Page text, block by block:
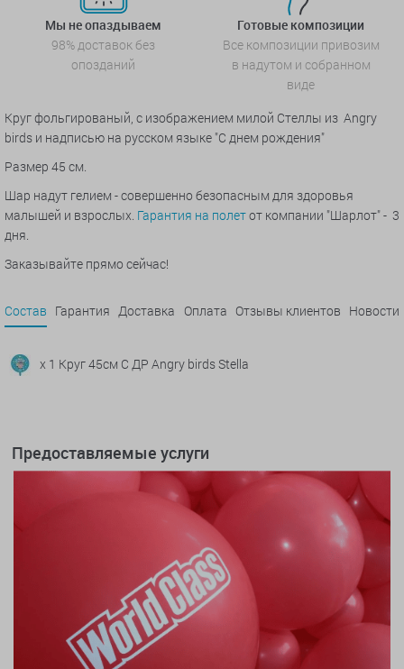
Мы не опаздываем
98% доставок без
опозданий
Готовые композиции
Все композиции привозим
в надутом и собранном
виде
Круг фольгированый, с изображением милой Стеллы из Angry
birds и надписью на русском языке "С днем рождения"
Размер 45 см.
Шар надут гелием - совершенно безопасным для здоровья
малышей и взрослых. Гарантия на полетот компании "Шарлот" - 3
дня.
Заказывайте прямо сейчас!
Состав Гарантия Доставка Оплата Отзывы клиентов Новости
x 1 Круг 45см С ДР Angry birds Stella
Предоставляемые услуги